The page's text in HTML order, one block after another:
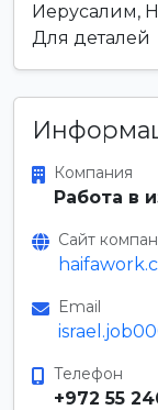
Иерусалим,
Для деталей
Компания
Работа в
Сайт
Email
Телефон
+972 55